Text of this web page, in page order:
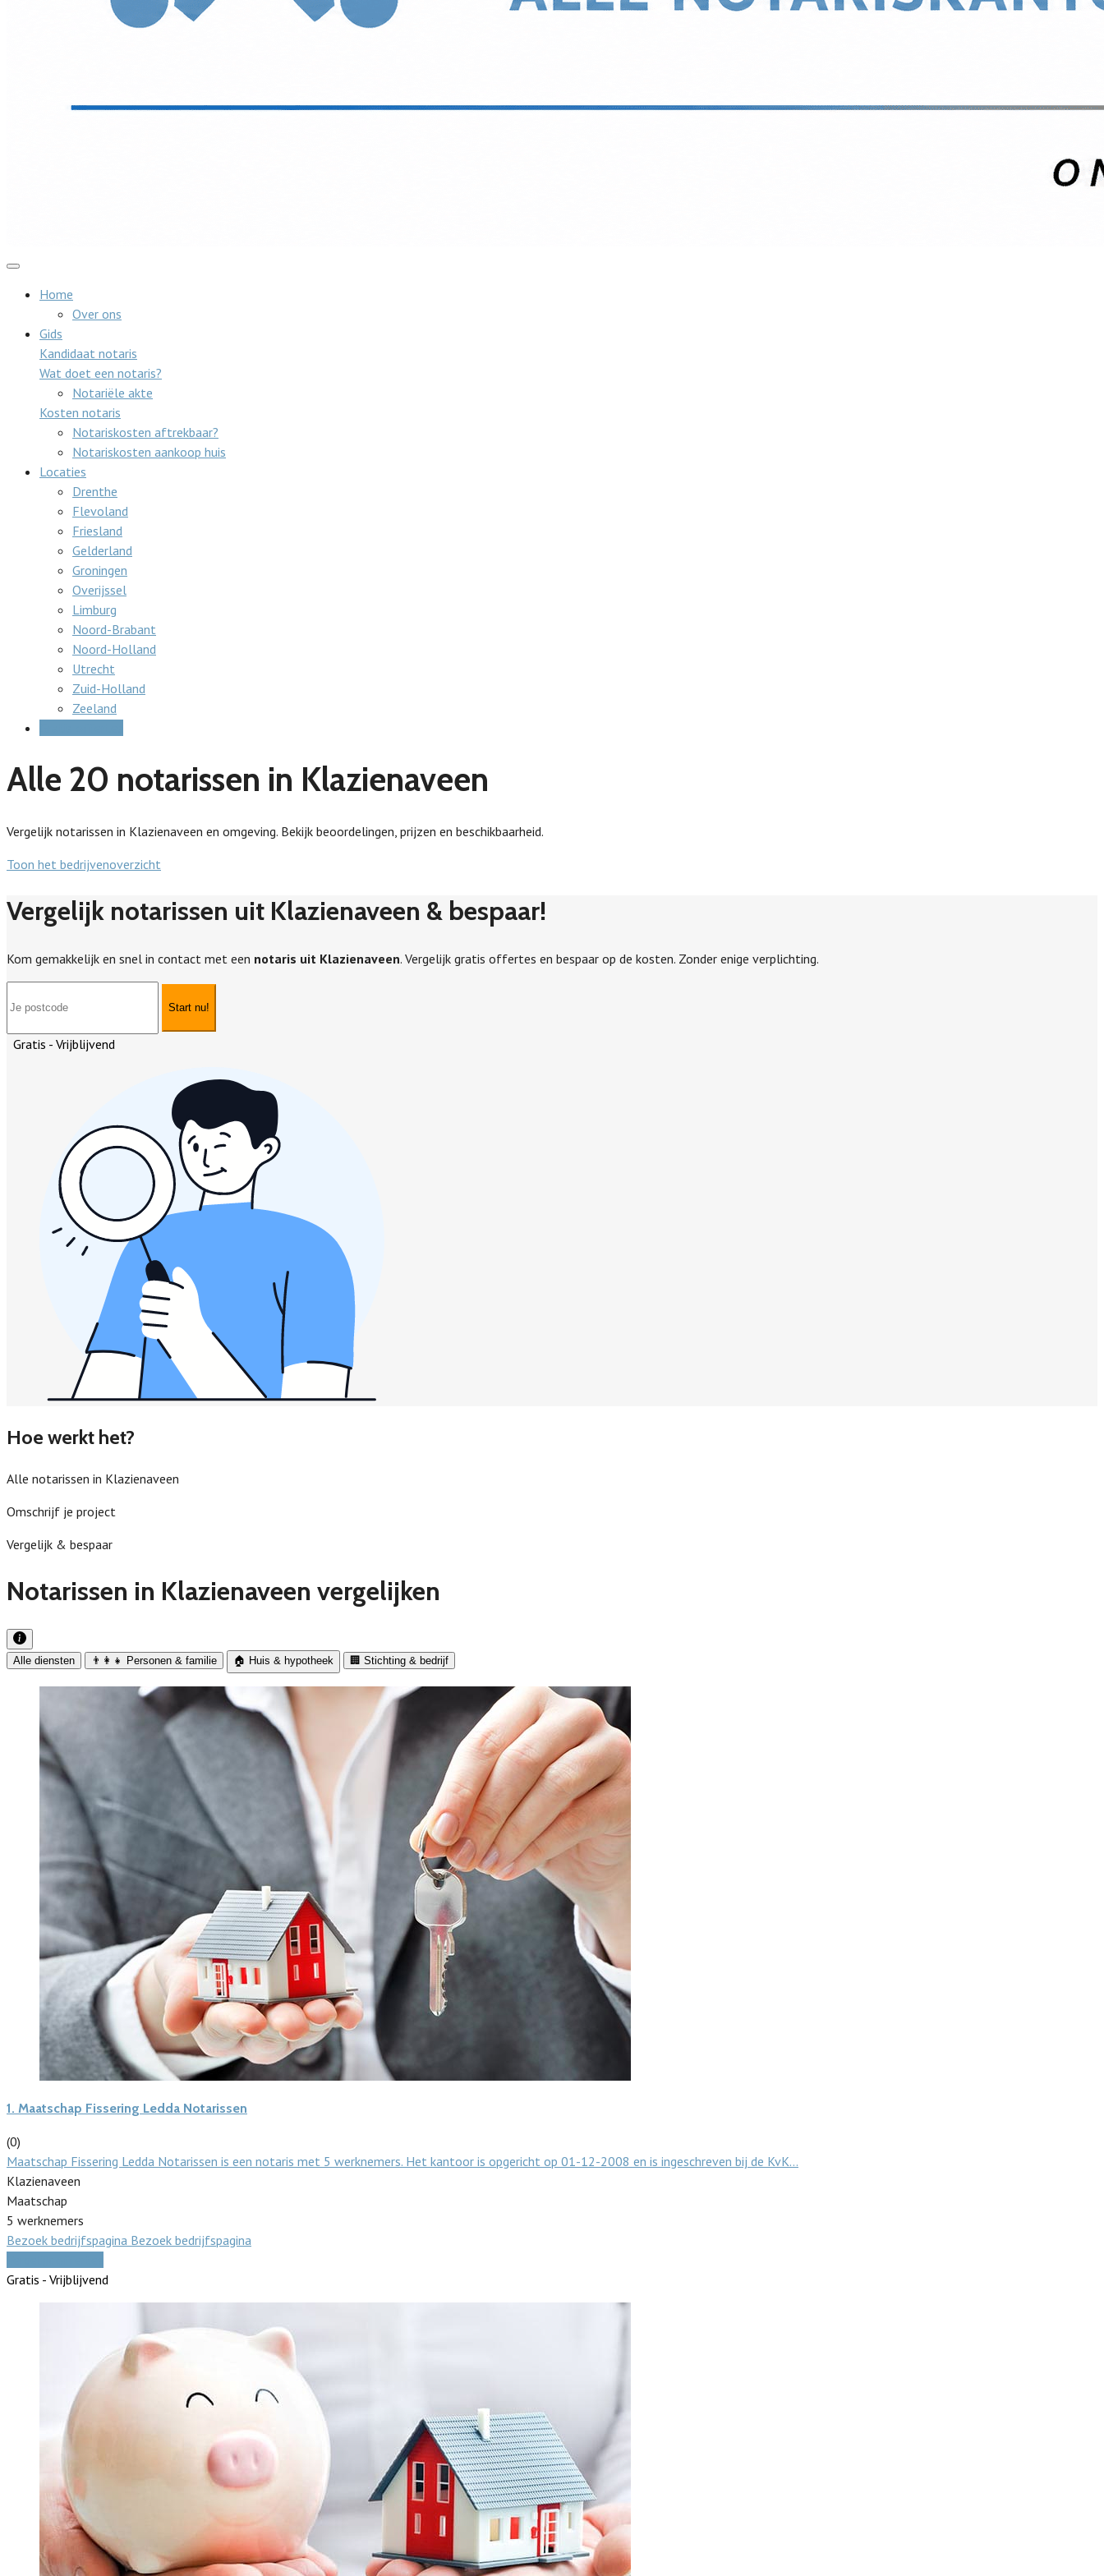
Home
Over ons
Gids
Kandidaat notaris
Wat doet een notaris?
Notariële akte
Kosten notaris
Notariskosten aftrekbaar?
Notariskosten aankoop huis
Locaties
Drenthe
Flevoland
Friesland
Gelderland
Groningen
Overijssel
Limburg
Noord-Brabant
Noord-Holland
Utrecht
Zuid-Holland
Zeeland
Alle 20 notarissen in Klazienaveen
Vergelijk notarissen in Klazienaveen en omgeving. Bekijk beoordelingen, prijzen en beschikbaarheid.
Toon het bedrijvenoverzicht
Vergelijk notarissen uit Klazienaveen & bespaar!
Kom gemakkelijk en snel in contact met een notaris uit Klazienaveen. Vergelijk gratis offertes en bespaar op de kosten. Zonder enige verplichting.
Start nu!
Gratis - Vrijblijvend
Hoe werkt het?
Alle notarissen in Klazienaveen
Omschrijf je project
Vergelijk & bespaar
Notarissen in Klazienaveen vergelijken
Alle diensten 👨‍👩‍👧 Personen & familie 🏠 Huis & hypotheek 🏢 Stichting & bedrijf
1. Maatschap Fissering Ledda Notarissen
(0)
Maatschap Fissering Ledda Notarissen is een notaris met 5 werknemers. Het kantoor is opgericht op 01-12-2008 en is ingeschreven bij de KvK…
Klazienaveen
Maatschap
5 werknemers
Bezoek bedrijfspagina Bezoek bedrijfspagina
Gratis - Vrijblijvend